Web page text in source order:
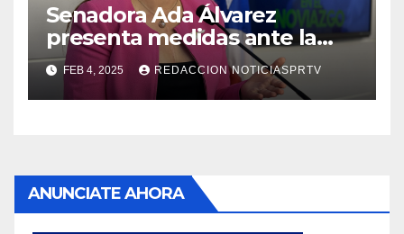
Senadora Ada Álvarez
presenta medidas ante la
violencia en el noviazgo
FEB 4, 2025 REDACCION NOTICIASPRTV
ANUNCIATE AHORA